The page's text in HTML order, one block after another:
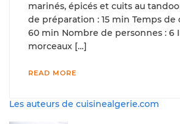
marinés, épicés et cuits au
de préparation : 15 min Temps de
60 min Nombre de personnes : 6
morceaux […]
READ MORE
Les auteurs de cuisinealgerie.com